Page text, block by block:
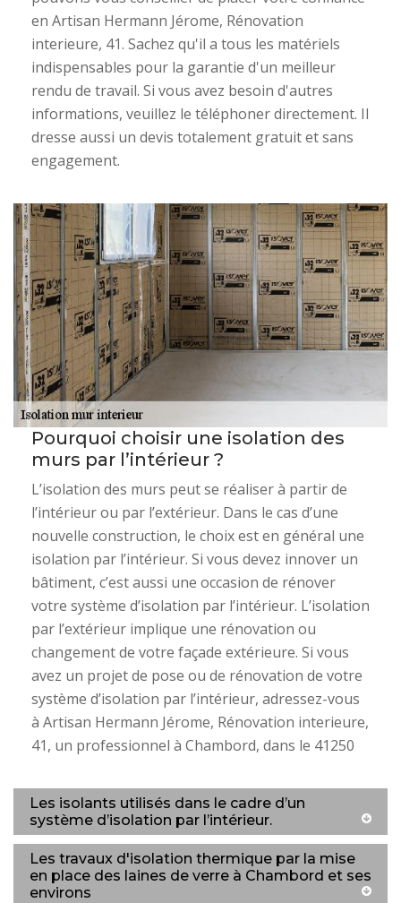
en Artisan Hermann Jérome, Rénovation
interieure, 41. Sachez qu'il a tous les matériels
indispensables pour la garantie d'un meilleur
rendu de travail. Si vous avez besoin d'autres
informations, veuillez le téléphoner directement. Il
dresse aussi un devis totalement gratuit et sans
engagement.
Pourquoi choisir une isolation des
murs par l’intérieur ?
L’isolation des murs peut se réaliser à partir de
l’intérieur ou par l’extérieur. Dans le cas d’une
nouvelle construction, le choix est en général une
isolation par l’intérieur. Si vous devez innover un
bâtiment, c’est aussi une occasion de rénover
votre système d’isolation par l’intérieur. L’isolation
par l’extérieur implique une rénovation ou
changement de votre façade extérieure. Si vous
avez un projet de pose ou de rénovation de votre
système d’isolation par l’intérieur, adressez-vous
à Artisan Hermann Jérome, Rénovation interieure,
41, un professionnel à Chambord, dans le 41250
Les isolants utilisés dans le cadre d’un
système d’isolation par l’intérieur.
Les travaux d'isolation thermique par la mise
en place des laines de verre à Chambord et ses
environs